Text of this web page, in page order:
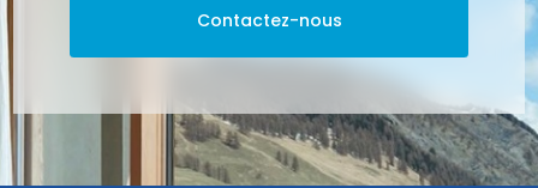
Contactez-nous